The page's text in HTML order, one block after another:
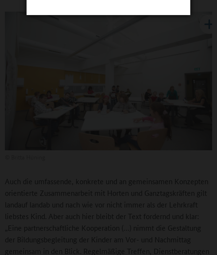
Auch die umfassende, konkrete und an gemeinsamen Konzepten
orientierte Zusammenarbeit mit Horten und Ganztagskräften gilt
landauf landab und nach wie vor nicht immer als der Lehrkraft
liebstes Kind. Aber auch hier bleibt der Text fordernd und klar:
„Eine partnerschaftliche Kooperation (…) nimmt die Gestaltung
der Bildungsbegleitung der Kinder am Vor- und Nachmittag
gemeinsam in den Blick. Regelmäßige Treffen, Dienstberatungen